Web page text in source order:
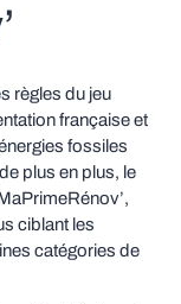
règles du jeu
française et
fossiles
plus en plus, le
ciblant les
catégories de